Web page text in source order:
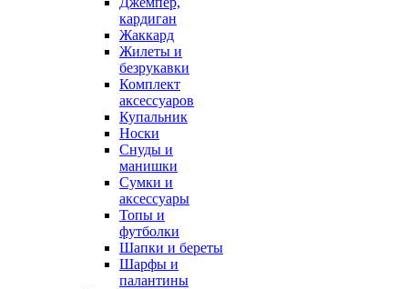
кардиган
Жаккард
Жилеты и
безрукавки
Комплект
аксессуаров
Купальник
Носки
Снуды и
манишки
Сумки и
аксессуары
Топы и
футболки
Шапки и береты
Шарфы и
палантины